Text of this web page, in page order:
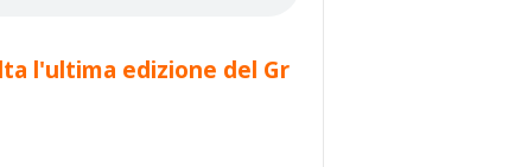
l'ultima edizione del Gr